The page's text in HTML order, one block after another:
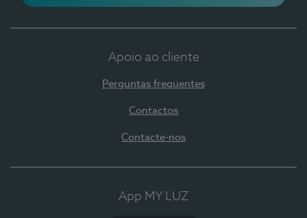
Apoio ao cliente
Perguntas frequentes
Contactos
Contacte-nos
App MY LUZ